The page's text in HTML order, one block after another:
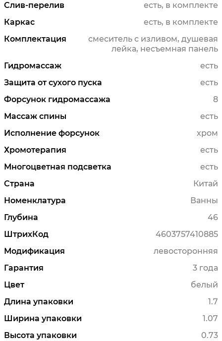
Слив-перелив
есть, в комплекте
Каркас
есть, в комплекте
Комплектация
смеситель с изливом, душевая
лейка, несъемная панель
Гидромассаж
есть
Защита от сухого пуска
есть
Форсунок гидромассажа
8
Массаж спины
есть
Исполнение форсунок
хром
Хромотерапия
есть
Многоцветная подсветка
есть
Страна
Китай
Номенклатура
Ванны
Глубина
46
ШтрихКод
4603757410885
Модификация
левосторонняя
Гарантия
3 года
Цвет
белый
Длина упаковки
1.7
Ширина упаковки
1.07
Высота упаковки
0.73